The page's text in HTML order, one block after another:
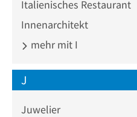
Italienisches Restaurant
Innenarchitekt
mehr mit I
J
Juwelier